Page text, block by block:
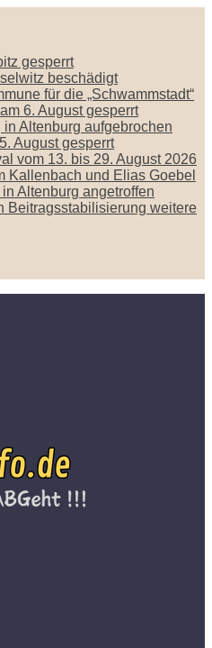
gesperrt
beschädigt
für die „Schwammstadt“
6. August gesperrt
Altenburg aufgebrochen
August gesperrt
vom 13. bis 29. August 2026
Kallenbach und Elias Goebel
Altenburg angetroffen
Beitragsstabilisierung weitere